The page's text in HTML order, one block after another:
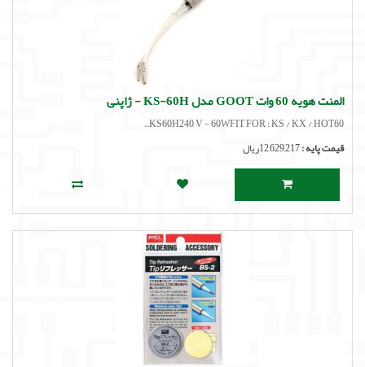
المنت هویه 60 وات GOOT مدل KS-60H - ژاپنی
KS60H240 V - 60WFIT FOR : KS / KX / HOT60..
قیمت پایه :12,629,217ریال